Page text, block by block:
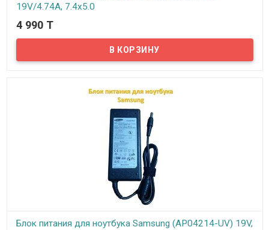
19V/4.74А, 7.4x5.0
В наличии
Предлагаем вам блок питания для ноутбуков HP, модель JY558
19V/4.74А, 7.4x5.0. Блок питания предназначен для подзарядки
портативного компьютера от электросети. Зарядное устройство
4 990 T
Блок питания для ноутбука Samsung (AP04214-UV) 19V,